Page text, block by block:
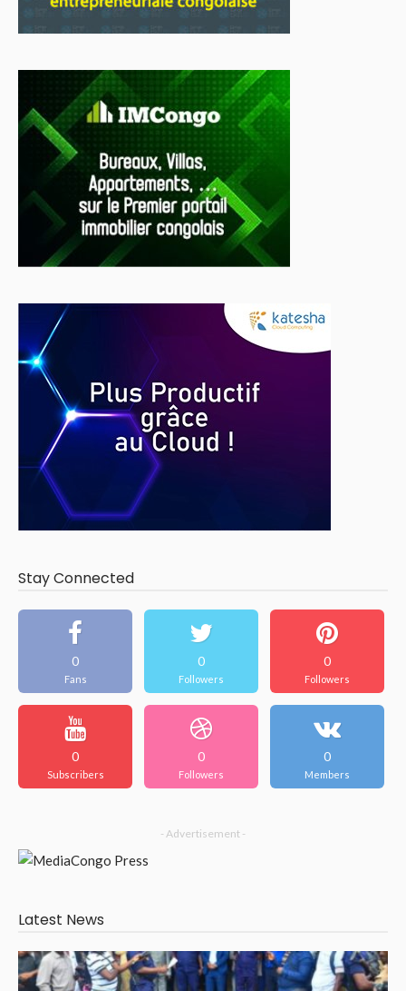
Stay Connected
0
Fans
0
Followers
0
Followers
0
Subscribers
0
Followers
0
Members
- Advertisement -
Latest News